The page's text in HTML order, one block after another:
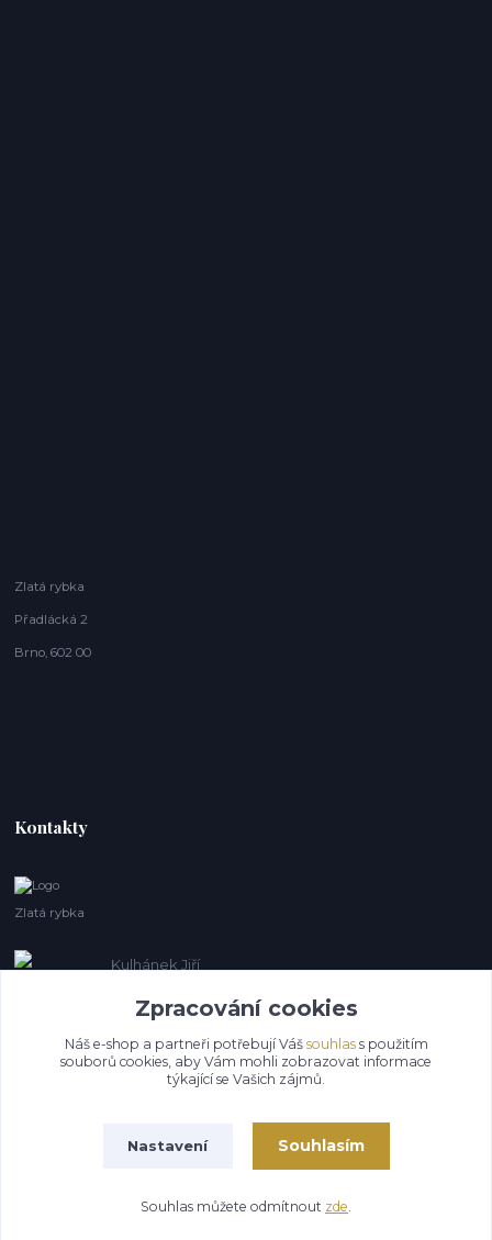
Zlatá rybka
Přadlácká 2
Brno, 602 00
Kontakty
Zlatá rybka
Kulhánek Jiří
humorshop@seznam.cz
Vytvořeno na Eshop-rychle.cz
Zpracování cookies
Náš e-shop a partneři potřebují Váš souhlass použitím
souborů cookies, aby Vám mohli zobrazovat informace
týkající se Vašich zájmů.
Nastavení Souhlasím
Souhlas můžete odmítnout zde